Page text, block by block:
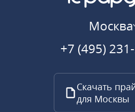
Москва
+7 (495)
Скачать
для Москвы